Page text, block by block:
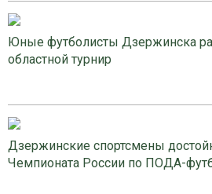
Юные футболисты Дзержинска
областной турнир
Дзержинские спортсмены
Чемпионата России по ПОДА-